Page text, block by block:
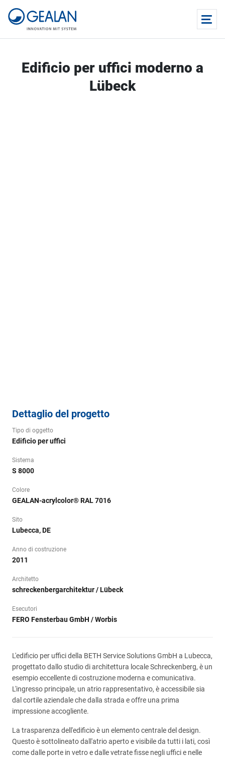
Edificio per uffici moderno a
Lübeck
Dettaglio del progetto
Tipo di oggetto
Edificio per uffici
Sistema
S 8000
Colore
GEALAN-acrylcolor® RAL 7016
Sito
Lubecca, DE
Anno di costruzione
2011
Architetto
schreckenbergarchitektur / Lübeck
Esecutori
FERO Fensterbau GmbH / Worbis
L'edificio per uffici della BETH Service Solutions GmbH a Lubecca,
progettato dallo studio di architettura locale Schreckenberg, è un
esempio eccellente di costruzione moderna e comunicativa.
L'ingresso principale, un atrio rappresentativo, è accessibile sia
dal cortile aziendale che dalla strada e offre una prima
impressione accogliente.
La trasparenza dell'edificio è un elemento centrale del design.
Questo è sottolineato dall'atrio aperto e visibile da tutti i lati, così
come dalle porte in vetro e dalle vetrate fisse negli uffici e nelle